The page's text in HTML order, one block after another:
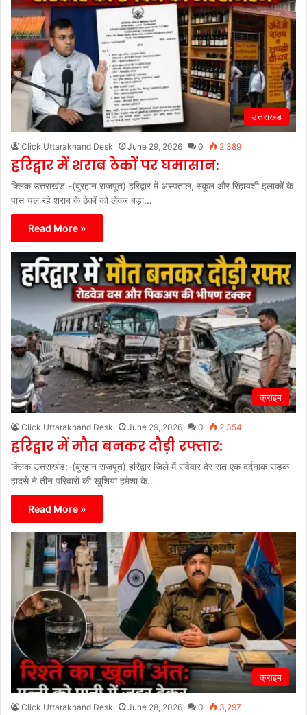
उत्तराखंड
Click Uttarakhand Desk June 29, 2026 0 2,389
हरिद्वार में शराब ठेकों पर घमासान:
क्लिक उत्तराखंड:-(बुरहान राजपूत) हरिद्वार में अस्पताल, स्कूल और रिहायशी इलाकों के
पास चल रहे शराब के ठेकों को लेकर बड़ा…
Read More »
क्राइम
Click Uttarakhand Desk June 29, 2026 0 2,354
हरिद्वार में मौत बनकर दौड़ी रफ्तार:
क्लिक उत्तराखंड:-(बुरहान राजपूत) हरिद्वार जिले में रविवार देर रात एक दर्दनाक सड़क
हादसे ने तीन परिवारों की खुशियां हमेशा के…
Read More »
क्राइम
Click Uttarakhand Desk June 28, 2026 0 3,297